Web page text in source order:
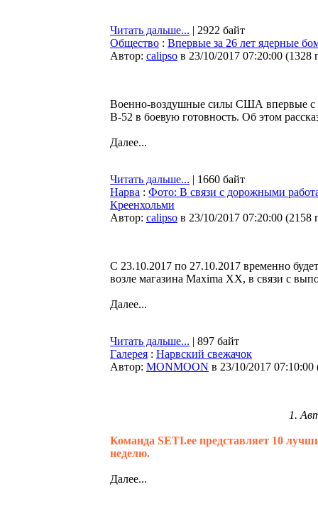
Читать дальше... | 2922 байт
Общество : Впервые за 26 лет ядерные
Автор: calipso в 23/10/2017 07:20:00 (1328
Военно-воздушные силы США впервые с
B-52 в боевую готовность. Об этом
Далее...
Читать дальше... | 1660 байт
Нарва : Фото: В связи с дорожными
Креенхольми
Автор: calipso в 23/10/2017 07:20:00 (2158
С 23.10.2017 по 27.10.2017 временно
возле магазина Maxima XX, в связи с
Далее...
Читать дальше... | 897 байт
Галерея : Нарвский свежачок
Автор: MONMOON в 23/10/2017 07:10:00
1.
Команда SETI.ee представляет 10
неделю.
Далее...